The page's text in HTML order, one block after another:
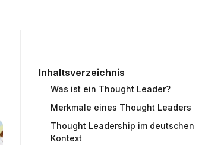
Inhaltsverzeichnis
Was ist ein Thought Leader?
Merkmale eines Thought Leaders
Thought Leadership im deutschen
Kontext